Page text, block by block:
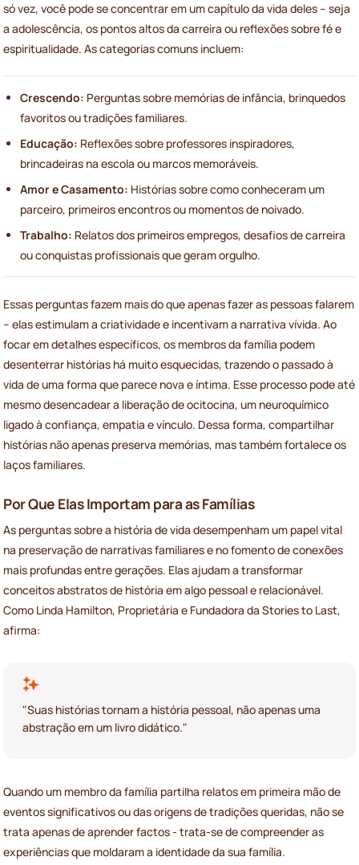
só vez, você pode se concentrar em um capítulo da vida deles – seja
a adolescência, os pontos altos da carreira ou reflexões sobre fé e
espiritualidade. As categorias comuns incluem:
Crescendo: Perguntas sobre memórias de infância, brinquedos
favoritos ou tradições familiares.
Educação: Reflexões sobre professores inspiradores,
brincadeiras na escola ou marcos memoráveis.
Amor e Casamento: Histórias sobre como conheceram um
parceiro, primeiros encontros ou momentos de noivado.
Trabalho: Relatos dos primeiros empregos, desafios de carreira
ou conquistas profissionais que geram orgulho.
Essas perguntas fazem mais do que apenas fazer as pessoas falarem
– elas estimulam a criatividade e incentivam a narrativa vívida. Ao
focar em detalhes específicos, os membros da família podem
desenterrar histórias há muito esquecidas, trazendo o passado à
vida de uma forma que parece nova e íntima. Esse processo pode até
mesmo desencadear a liberação de ocitocina, um neuroquímico
ligado à confiança, empatia e vínculo. Dessa forma, compartilhar
histórias não apenas preserva memórias, mas também fortalece os
laços familiares.
Por Que Elas Importam para as Famílias
As perguntas sobre a história de vida desempenham um papel vital
na preservação de narrativas familiares e no fomento de conexões
mais profundas entre gerações. Elas ajudam a transformar
conceitos abstratos de história em algo pessoal e relacionável.
Como Linda Hamilton, Proprietária e Fundadora da Stories to Last,
afirma:
"Suas histórias tornam a história pessoal, não apenas uma
abstração em um livro didático."
Quando um membro da família partilha relatos em primeira mão de
eventos significativos ou das origens de tradições queridas, não se
trata apenas de aprender factos - trata-se de compreender as
experiências que moldaram a identidade da sua família.